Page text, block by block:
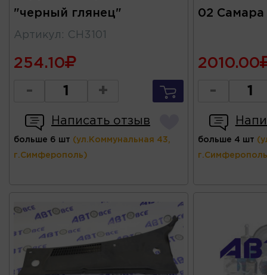
"черный глянец"
Артикул : СН3101
254.10
- +
Написать отзыв
больше 6 шт (ул.Коммунальная 43,
г.Симферополь)
02 Самара
2010.00
-
больше 4 шт